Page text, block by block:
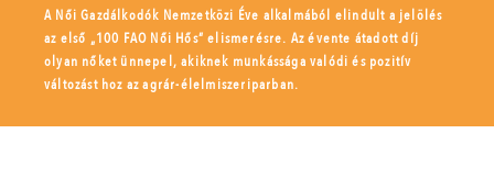
A Női Gazdálkodók Nemzetközi Éve alkalmából elindult a jelölés
az első „100 FAO Női Hős” elismerésre. Az évente átadott díj
olyan nőket ünnepel, akiknek munkássága valódi és pozitív
változást hoz az agrár-élelmiszeriparban.